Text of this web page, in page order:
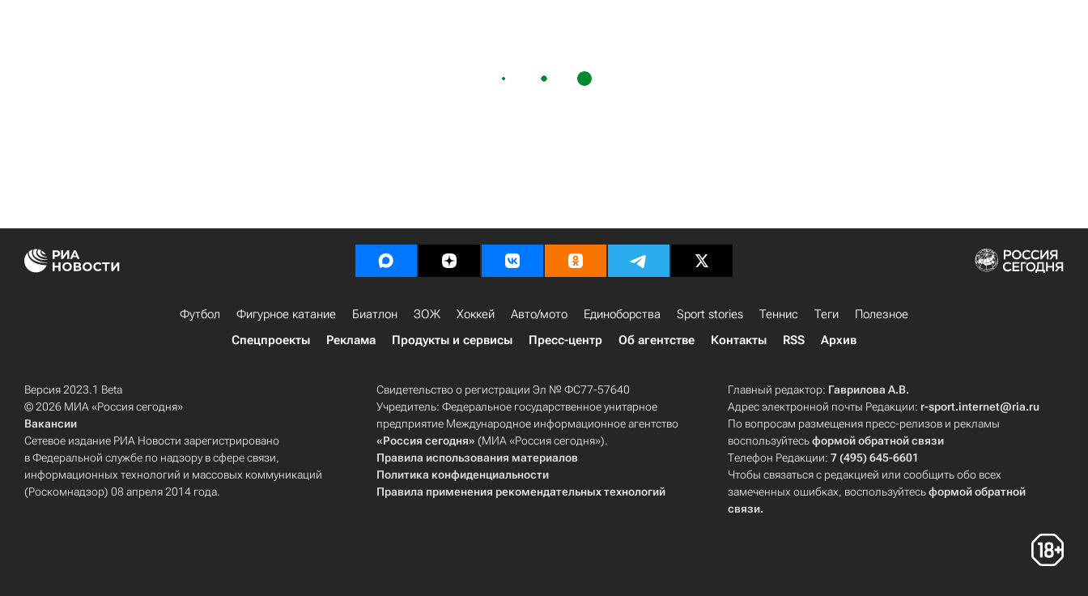
Футбол Фигурное катание Биатлон ЗОЖ Хоккей Авто/мото Единоборства Sport stories Теннис Теги
Полезное
Спецпроекты
Реклама Продукты и сервисы Пресс-центр Об агентстве Контакты RSS Архив
Версия 2023.1 Beta
© 2026 МИА «Россия сегодня»
Вакансии
Сетевое издание РИА Новости зарегистрировано
в Федеральной службе по надзору в сфере связи,
информационных технологий и массовых коммуникаций
(Роскомнадзор) 08 апреля 2014 года.
Свидетельство о регистрации Эл № ФС77-57640
Учредитель: Федеральное государственное унитарное
предприятие Международное информационное агентство
«Россия сегодня» (МИА «Россия сегодня»).
Правила использования материалов
Политика конфиденциальности
Правила применения рекомендательных технологий
Главный редактор: Гаврилова А.В.
Адрес электронной почты Редакции: r-sport.internet@ria.ru
По вопросам размещения пресс-релизов и рекламы
воспользуйтесьформой обратной связи
Телефон Редакции:7 (495) 645-6601
Чтобы связаться с редакцией или сообщить обо всех
замеченных ошибках, воспользуйтесьформой обратной
связи.